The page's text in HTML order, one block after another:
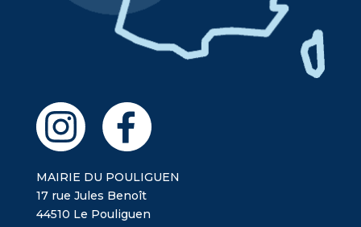
MAIRIE DU POULIGUEN
17 rue Jules Benoît
44510 Le Pouliguen